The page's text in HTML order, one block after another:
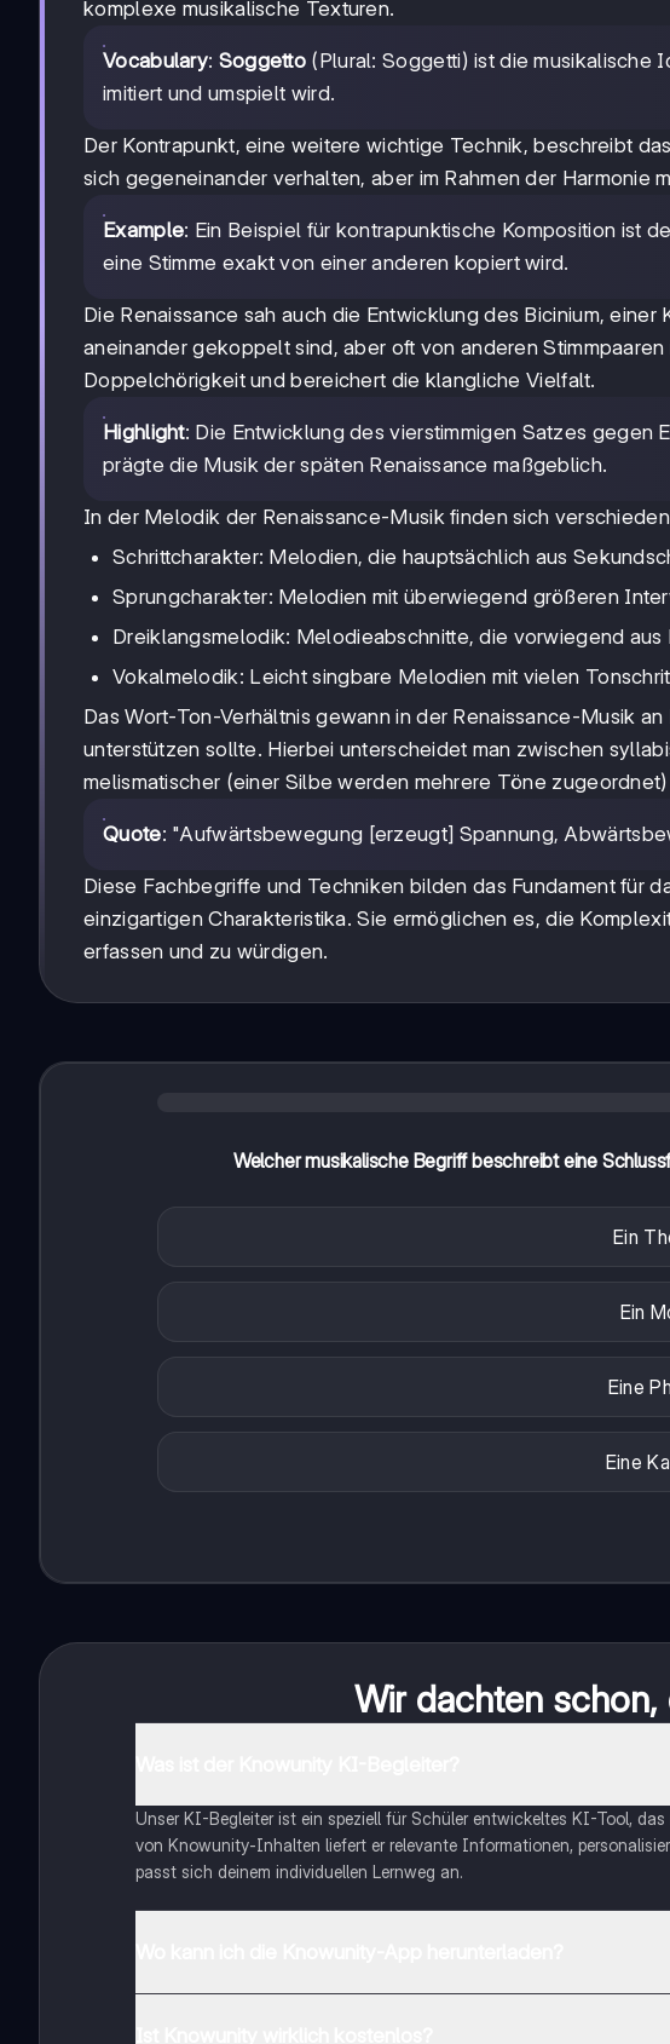
komplexe musikalische Texturen.
Vocabulary: Soggetto (Plural: Soggetti) ist die musikalische
imitiert und umspielt wird.
Der Kontrapunkt, eine weitere wichtige Technik, beschreibt
sich gegeneinander verhalten, aber im Rahmen der Harmonie
Example: Ein Beispiel für kontrapunktische Komposition ist
eine Stimme exakt von einer anderen kopiert wird.
Die Renaissance sah auch die Entwicklung des Bicinium,
aneinander gekoppelt sind, aber oft von anderen
Doppelchörigkeit und bereichert die klangliche Vielfalt.
Highlight: Die Entwicklung des vierstimmigen Satzes gegen
prägte die Musik der späten Renaissance maßgeblich.
In der Melodik der Renaissance-Musik finden sich
Schrittcharakter: Melodien, die hauptsächlich aus
Sprungcharakter: Melodien mit überwiegend größeren
Dreiklangsmelodik: Melodieabschnitte, die vorwiegend
Vokalmelodik: Leicht singbare Melodien mit vielen
Das Wort-Ton-Verhältnis gewann in der Renaissance-Musik
unterstützen sollte. Hierbei unterscheidet man zwischen
melismatischer (einer Silbe werden mehrere Töne
Quote: "Aufwärtsbewegung [erzeugt] Spannung,
Diese Fachbegriffe und Techniken bilden das Fundament für
einzigartigen Charakteristika. Sie ermöglichen es, die
erfassen und zu würdigen.
Welcher musikalische Begriff beschreibt eine
Ein
Ein
Eine
Eine
Wir dachten schon,
Unser KI-Begleiter ist ein speziell für Schüler entwickeltes KI-Tool,
von Knowunity-Inhalten liefert er relevante Informationen,
passt sich deinem individuellen Lernweg an.